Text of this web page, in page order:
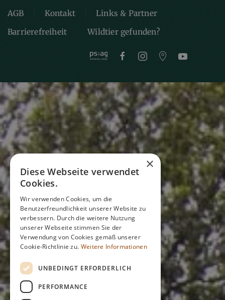
AGB
Kontakt
Links & Partner
Barrierefreiheit
Wildtier gefunden?
×
Diese Webseite verwendet
Cookies.
Wir verwenden Cookies, um die
Benutzerfreundlichkeit unserer Website zu
verbessern. Durch die weitere Nutzung
unserer Webseite stimmen Sie der
Verwendung von Cookies gemäß unserer
Cookie-Richtlinie zu. Weitere Informationen
UNBEDINGT ERFORDERLICH
PERFORMANCE